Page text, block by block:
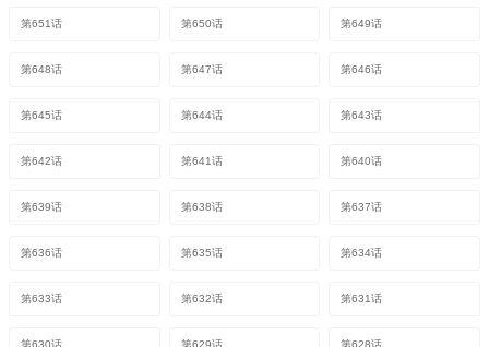
第651话 第650话 第649话
第648话 第647话 第646话
第645话 第644话 第643话
第642话 第641话 第640话
第639话 第638话 第637话
第636话 第635话 第634话
第633话 第632话 第631话
第630话 第629话 第628话